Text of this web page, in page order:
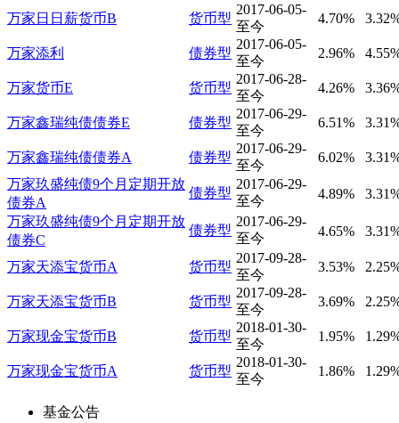
万家日日薪货币B 货币型
2017-06-05-
至今
4.70%
万家添利 债券型
2017-06-05-
至今
2.96%
万家货币E 货币型
2017-06-28-
至今
4.26%
万家鑫瑞纯债债券E 债券型
2017-06-29-
至今
6.51%
万家鑫瑞纯债债券A 债券型
2017-06-29-
至今
6.02%
万家玖盛纯债9个月定期开放
债券A
债券型
2017-06-29-
至今
4.89%
万家玖盛纯债9个月定期开放
债券C
债券型
2017-06-29-
至今
4.65%
万家天添宝货币A 货币型
2017-09-28-
至今
3.53%
万家天添宝货币B 货币型
2017-09-28-
至今
3.69%
万家现金宝货币B 货币型
2018-01-30-
至今
1.95%
万家现金宝货币A 货币型
2018-01-30-
至今
1.86%
基金公告